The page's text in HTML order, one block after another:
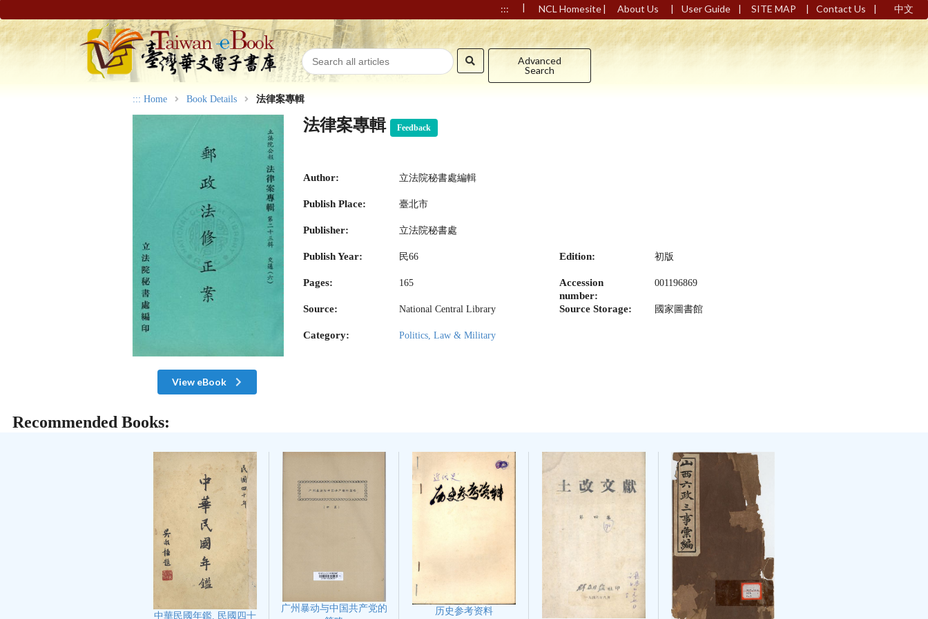
::: | NCL Homesite| About Us | User Guide | SITE MAP | Contact Us | 中文
Advanced
Search
::: Home Book Details 法律案專輯
View eBook
法律案專輯 Feedback
Author: 立法院秘書處編輯
Publish Place: 臺北市
Publisher: 立法院秘書處
Publish Year: 民66 Edition: 初版
Pages: 165
Accession
number:
001196869
Source: National Central Library Source Storage: 國家圖書館
Category: Politics, Law & Military
Recommended Books:
中華民國年鑑. 民國四十
广州暴动与中国共产党的
历史参考资料